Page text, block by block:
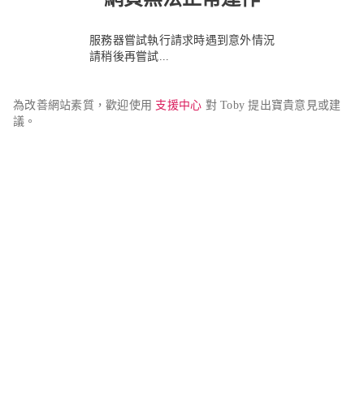
服務器嘗試執行請求時遇到意外情況
請稍後再嘗試...
為改善網站素質，歡迎使用 支援中心 對 Toby 提出寶貴意見或建
議。